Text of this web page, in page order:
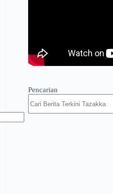
Pencarian